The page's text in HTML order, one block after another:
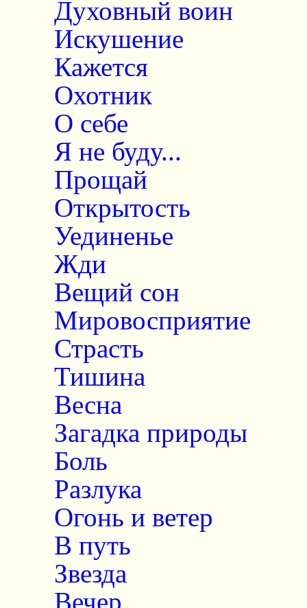
Духовный воин
Искушение
Кажется
Охотник
О себе
Я не буду...
Прощай
Открытость
Уединенье
Жди
Вещий сон
Мировосприятие
Страсть
Тишина
Весна
Загадка природы
Боль
Разлука
Огонь и ветер
В путь
Звезда
Вечер